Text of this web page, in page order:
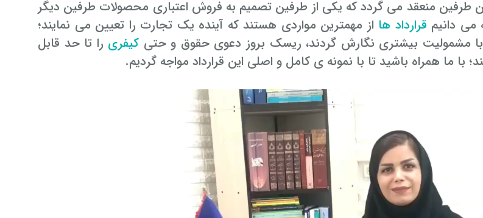
طرفین منعقد می گردد که یکی از طرفین تصمیم به فروش اعتباری محصولات طرفین دیگر
می دانیم قرارداد ها از مهمترین مواردی هستند که آینده یک تجارت را تعیین می نمایند؛
با مشمولیت بیشتری نگارش گردند، ریسک بروز دعوی حقوق و حتی کیفری را تا حد قابل
ما همراه باشید تا با نمونه ی کامل و اصلی این قرارداد مواجه گردیم.